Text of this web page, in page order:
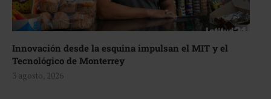
Innovación desde la esquina impulsan el MIT y el
Tecnológico de Monterrey
3 agosto, 2026